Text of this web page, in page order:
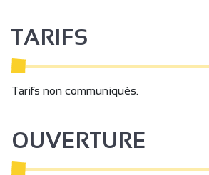
TARIFS
Tarifs non communiqués.
OUVERTURE